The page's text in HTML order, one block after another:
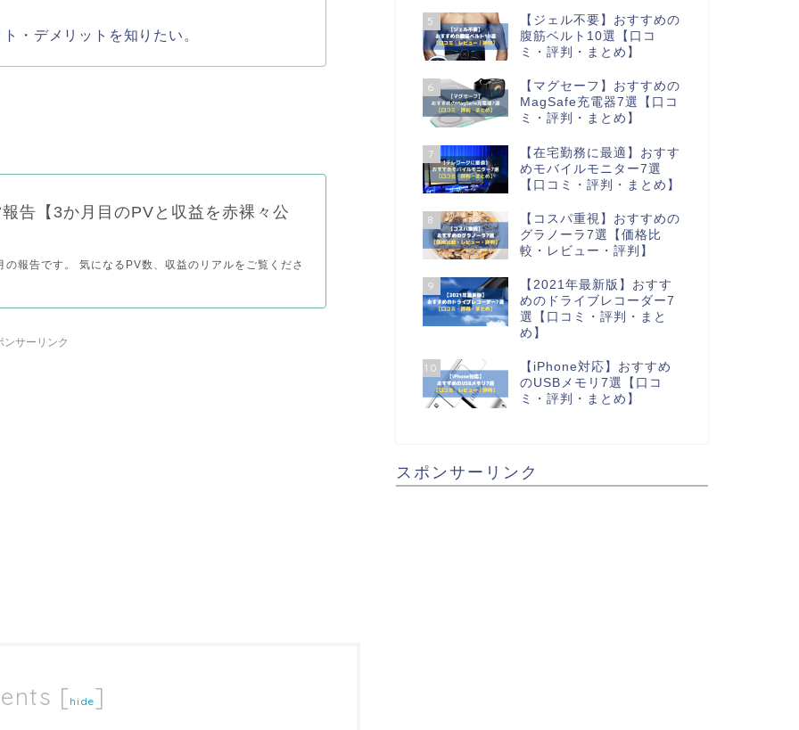
・デメリットを知りたい。
告【3か月目のPVと収益を赤裸々公
の報告です。 気になるPV数、収益のリアルをご覧くださ
ンサーリンク
[ hide]
5
【ジェル不要】おすすめの
腹筋ベルト10選【口コ
ミ・評判・まとめ】
6
【マグセーフ】おすすめの
MagSafe充電器7選【口コ
ミ・評判・まとめ】
7
【在宅勤務に最適】おすす
めモバイルモニター7選
【口コミ・評判・まとめ】
8
【コスパ重視】おすすめの
グラノーラ7選【価格比
較・レビュー・評判】
9
【2021年最新版】おすす
めのドライブレコーダー7
選【口コミ・評判・まと
め】
10
【iPhone対応】おすすめ
のUSBメモリ7選【口コ
ミ・評判・まとめ】
スポンサーリンク